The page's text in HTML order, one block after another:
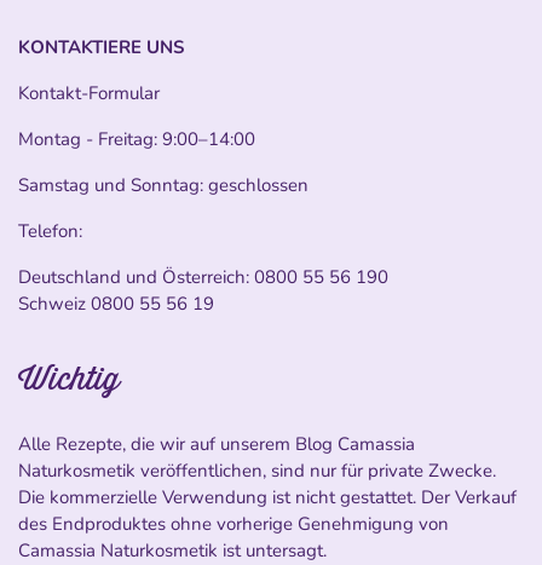
KONTAKTIERE UNS
Kontakt-Formular
Montag - Freitag: 9:00–14:00
Samstag und Sonntag: geschlossen
Telefon:
Deutschland und Österreich: 0800 55 56 190
Schweiz 0800 55 56 19
Wichtig
Alle Rezepte, die wir auf unserem Blog Camassia
Naturkosmetik veröffentlichen, sind nur für private Zwecke.
Die kommerzielle Verwendung ist nicht gestattet. Der Verkauf
des Endproduktes ohne vorherige Genehmigung von
Camassia Naturkosmetik ist untersagt.